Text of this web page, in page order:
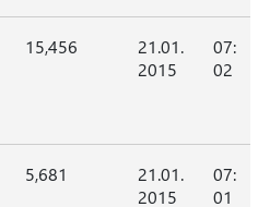
15,456
21.01.
2015
07:
02
5,681
21.01.
2015
07:
01